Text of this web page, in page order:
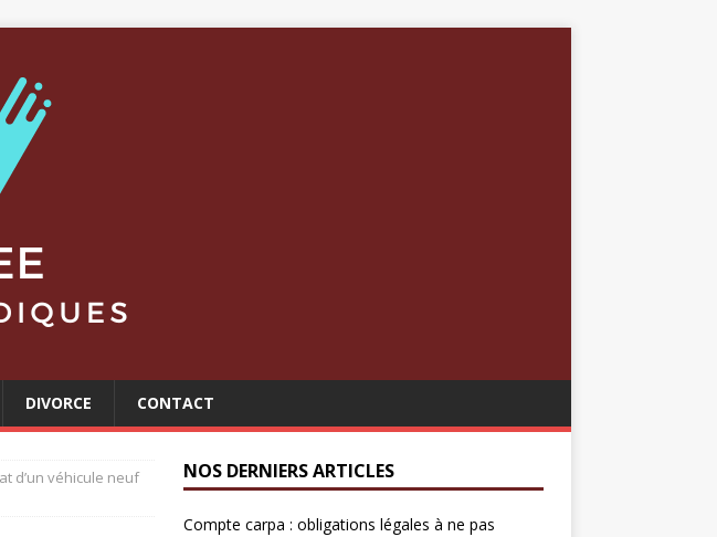
DIVORCE CONTACT
d’un véhicule neuf
NOS DERNIERS ARTICLES
Compte carpa : obligations légales à ne pas